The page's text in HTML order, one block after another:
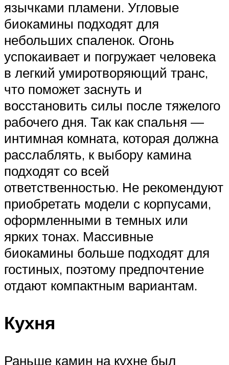
язычками пламени. Угловые
биокамины подходят для
небольших спаленок. Огонь
успокаивает и погружает человека
в легкий умиротворяющий транс,
что поможет заснуть и
восстановить силы после тяжелого
рабочего дня. Так как спальня —
интимная комната, которая должна
расслаблять, к выбору камина
подходят со всей
ответственностью. Не рекомендуют
приобретать модели с корпусами,
оформленными в темных или
ярких тонах. Массивные
биокамины больше подходят для
гостиных, поэтому предпочтение
отдают компактным вариантам.
Кухня
Раньше камин на кухне был